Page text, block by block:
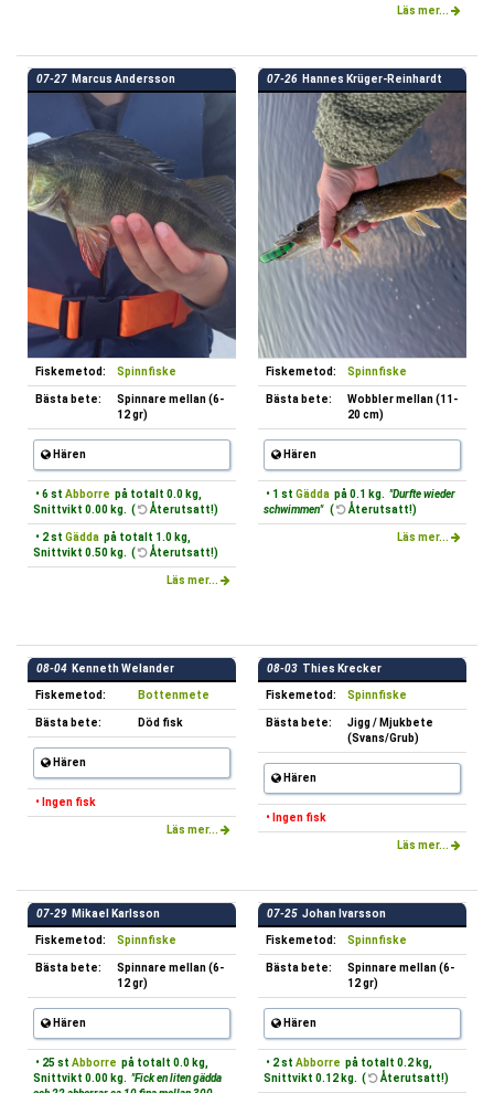
Läs mer...
07-27 Marcus Andersson
Fiskemetod: Spinnfiske
Bästa bete:
Spinnare mellan (6-
12 gr)
Hären
• 6 st Abborre på totalt 0.0 kg,
Snittvikt 0.00 kg. (
Återutsatt!)
• 2 st Gädda på totalt 1.0 kg,
Snittvikt 0.50 kg. (
Återutsatt!)
Läs mer...
07-26 Hannes Krüger-Reinhardt
Fiskemetod: Spinnfiske
Bästa bete:
Wobbler mellan (11-
20 cm)
Hären
• 1 st Gädda på 0.1 kg. "Durfte wieder
schwimmen" ( Återutsatt!)
Läs mer...
08-04 Kenneth Welander
Fiskemetod: Bottenmete
Bästa bete: Död fisk
Hären
• Ingen fisk
Läs mer...
08-03 Thies Krecker
Fiskemetod: Spinnfiske
Bästa bete:
Jigg / Mjukbete
(Svans/Grub)
Hären
• Ingen fisk
Läs mer...
07-29 Mikael Karlsson
Fiskemetod: Spinnfiske
Bästa bete:
Spinnare mellan (6-
12 gr)
Hären
• 25 st Abborre på totalt 0.0 kg,
Snittvikt 0.00 kg. "Fick en liten gädda
07-25 Johan Ivarsson
Fiskemetod: Spinnfiske
Bästa bete:
Spinnare mellan (6-
12 gr)
Hären
• 2 st Abborre på totalt 0.2 kg,
Snittvikt 0.12 kg. (
Återutsatt!)